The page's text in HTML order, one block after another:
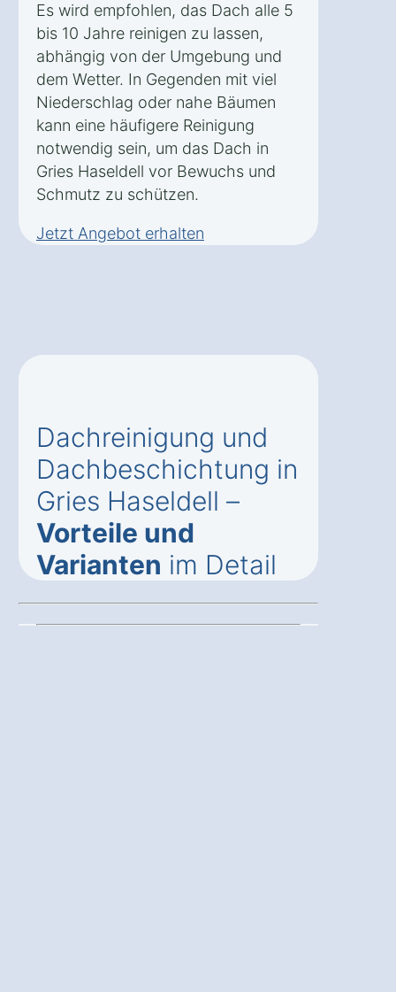
Es wird empfohlen, das Dach alle 5
bis 10 Jahre reinigen zu lassen,
abhängig von der Umgebung und
dem Wetter. In Gegenden mit viel
Niederschlag oder nahe Bäumen
kann eine häufigere Reinigung
notwendig sein, um das Dach in
Gries Haseldell vor Bewuchs und
Schmutz zu schützen.
Jetzt Angebot erhalten
Dachreinigung und
Dachbeschichtung in
Gries Haseldell –
Vorteile und
Varianten im Detail